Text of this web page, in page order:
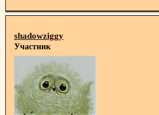
shadowziggy
Участник